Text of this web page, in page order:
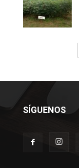
SÍGUENOS